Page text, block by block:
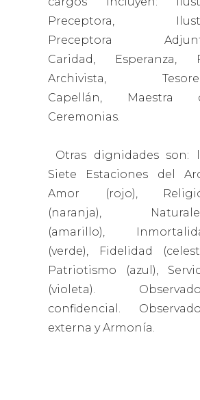
Preceptora,
Preceptora
Caridad, Esperanza,
Archivista,
Capellán, Maestra
Ceremonias.
Otras dignidades son:
Siete Estaciones del
Amor (rojo),
(naranja),
(amarillo),
(verde), Fidelidad
Patriotismo (azul),
(violeta).
confidencial.
externa y Armonía.